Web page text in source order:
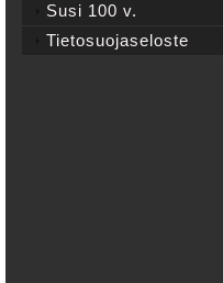
Susi 100 v.
Tietosuojaseloste